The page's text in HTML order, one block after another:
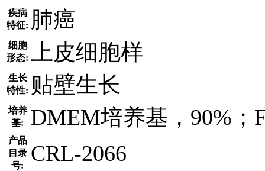
疾病
特征: 肺癌
细胞
形态:
上皮细胞样
生长
特性: 贴壁生长
培养
基:
DMEM培养基，90%；
产品
目录
号:
CRL-2066